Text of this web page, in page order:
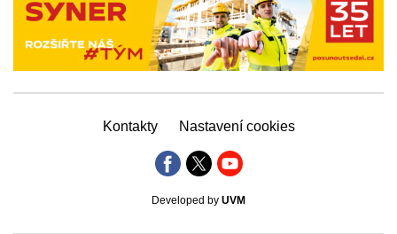
Kontakty Nastavení cookies
Developed by UVM